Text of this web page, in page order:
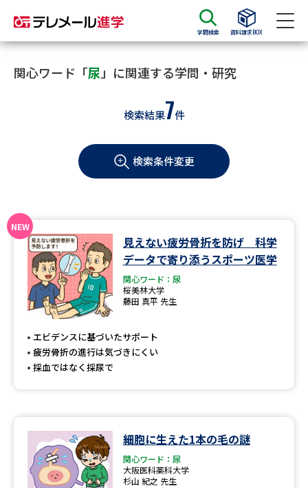
学問検索 資料請求BOX
資料請求 資料検索
大学・短大の資料種類から請求
学部・学科パンフ
過去問題集
大学・短大以外の資料から請求
専門学校の資料請求 大学院の資料請求
留学・進学関連、塾・予備校
高等学校（情報）教員資格認定
関心ワード「尿 」に関連する学問・研究
検索結果7件
検索条件変更
見えない疲労骨折を防げ 科学
データで寄り添うスポーツ医学
関心ワード：尿
桜美林大学
藤田 真平 先生
エビデンスに基づいたサポート
疲労骨折の進行は気づきにくい
採血ではなく採尿で
細胞に生えた1本の毛の謎
関心ワード：尿
大阪医科薬科大学
杉山 紀之 先生